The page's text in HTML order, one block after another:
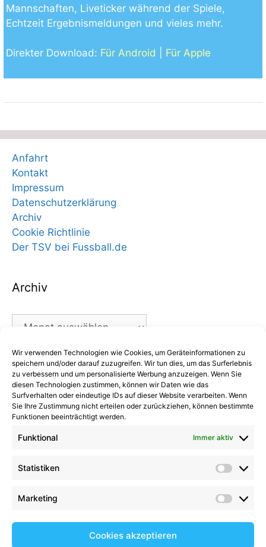
Wir verwenden Technologien wie Cookies, um Geräteinformationen zu
speichern und/oder darauf zuzugreifen. Wir tun dies, um das Surferlebnis
zu verbessern und um personalisierte Werbung anzuzeigen. Wenn Sie
diesen Technologien zustimmen, können wir Daten wie das
Surfverhalten oder eindeutige IDs auf dieser Website verarbeiten. Wenn
Sie Ihre Zustimmung nicht erteilen oder zurückziehen, können bestimmte
Funktionen beeinträchtigt werden.
Funktional Immer aktiv
Statistiken
Marketing
Cookies akzeptieren
Mannschaften, Liveticker während der Spiele,
Echtzeit Ergebnismeldungen und vieles mehr.
Direkter Download: Für Android Für Apple
Anfahrt
Kontakt
Impressum
Datenschutzerklärung
Archiv
Cookie Richtlinie
Der TSV bei Fussball.de
Archiv
Archiv
Kategorien
Kategorien
Kommentare
Aufgalopp mit neuen Gesichtern: TSV Trittau
beendet seine Karriere: Ein paar Worte zum